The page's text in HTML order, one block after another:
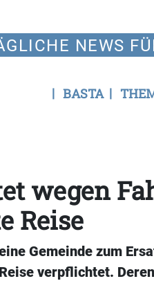
NEWS
BASTA
wegen
Reise
Gemeinde zum
verpflichtet.